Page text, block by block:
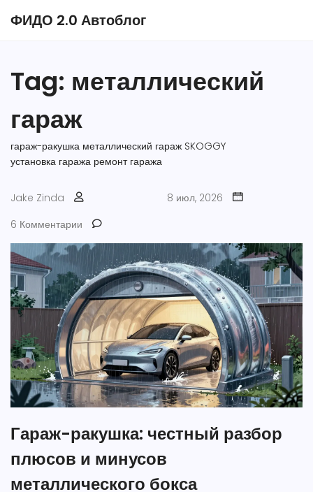
ФИДО 2.0 Автоблог
Tag: металлический
гараж
гараж-ракушка металлический гараж SKOGGY
установка гаража ремонт гаража
Jake Zinda
8 июл, 2026
6 Комментарии
Гараж-ракушка: честный разбор
плюсов и минусов
металлического бокса